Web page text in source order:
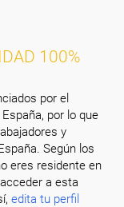
100%
por el
por lo que
y
Según los
eres residente en
a esta
edita tu perfil